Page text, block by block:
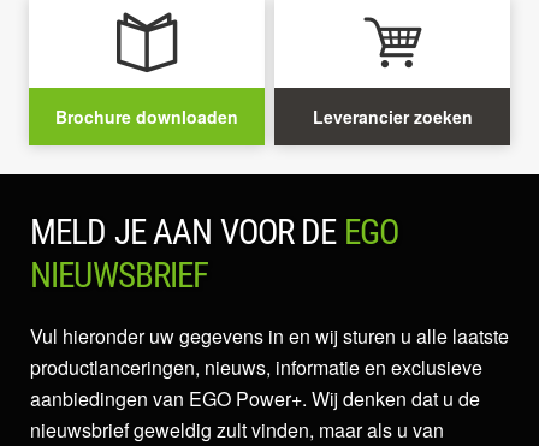
Brochure downloaden Leverancier zoeken
MELD JE AAN VOOR DE EGO
NIEUWSBRIEF
Vul hieronder uw gegevens in en wij sturen u alle laatste
productlanceringen, nieuws, informatie en exclusieve
aanbiedingen van EGO Power+. Wij denken dat u de
nieuwsbrief geweldig zult vinden, maar als u van